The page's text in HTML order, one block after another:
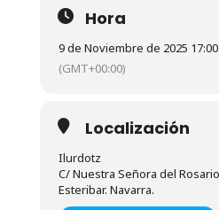
Hora
9 de Noviembre de 2025
(GMT+00:00)
Localización
Ilurdotz
C/ Nuestra Señora del
Esteribar. Navarra.